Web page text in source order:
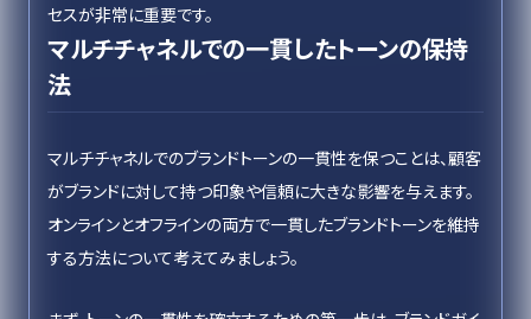
セスが非常に重要です。
マルチチャネルでの一貫したトーンの保持
法
マルチチャネルでのブランドトーンの一貫性を保つことは、顧客
がブランドに対して持つ印象や信頼に大きな影響を与えます。
オンラインとオフラインの両方で一貫したブランドトーンを維持
する方法について考えてみましょう。